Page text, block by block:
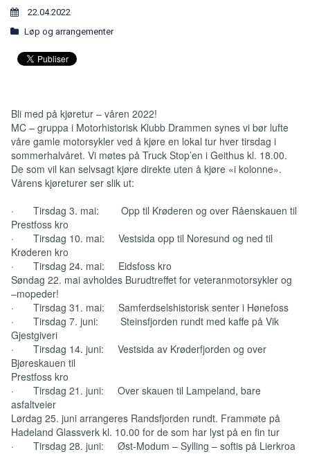
22.04.2022
Løp og arrangementer
Bli med på kjøretur – våren 2022!
MC – gruppa i Motorhistorisk Klubb Drammen synes vi bør lufte
våre gamle motorsykler ved å kjøre en lokal tur hver tirsdag i
sommerhalvåret. Vi møtes på Truck Stop’en i Geithus kl. 18.00.
De som vil kan selvsagt kjøre direkte uten å kjøre «i kolonne».
Vårens kjøreturer ser slik ut:
· Tirsdag 3. mai: Opp til Krøderen og over Råenskauen til
Prestfoss kro
· Tirsdag 10. mai: Vestsida opp til Noresund og ned til
Krøderen kro
· Tirsdag 24. mai: Eidsfoss kro
Søndag 22. mai avholdes Burudtreffet for veteranmotorsykler og
–mopeder!
· Tirsdag 31. mai: Samferdselshistorisk senter i Hønefoss
· Tirsdag 7. juni: Steinsfjorden rundt med kaffe på Vik
Gjestgiveri
· Tirsdag 14. juni: Vestsida av Krøderfjorden og over
Bjøreskauen til
Prestfoss kro
· Tirsdag 21. juni: Over skauen til Lampeland, bare
asfaltveier
Lørdag 25. juni arrangeres Randsfjorden rundt. Frammøte på
Hadeland Glassverk kl. 10.00 for de som har lyst på en fin tur
· Tirsdag 28. juni: Øst-Modum – Sylling – softis på Lierkroa